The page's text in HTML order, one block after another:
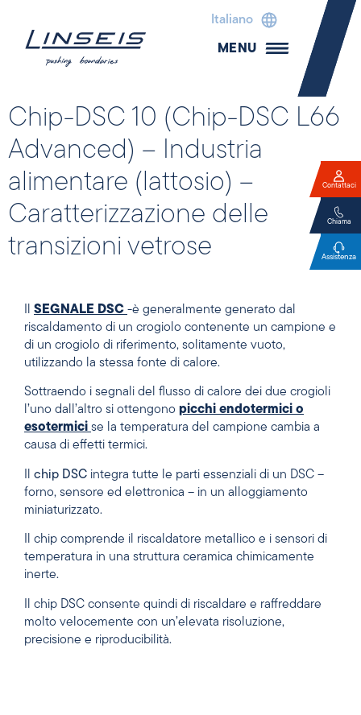
Italiano
MENU
Chip-DSC 10 (Chip-DSC L66
Advanced) – Industria
alimentare (lattosio) –
Caratterizzazione delle
transizioni vetrose
SEGNALE DSC -è generalmente generato dal
riscaldamento di un crogiolo contenente un campione e
di un crogiolo di riferimento, solitamente vuoto,
utilizzando la stessa fonte di calore.
Sottraendo i segnali del flusso di calore dei due crogioli
l’uno dall’altro si ottengono picchi endotermici o
esotermici se la temperatura del campione cambia a
causa di effetti termici.
chip DSC integra tutte le parti essenziali di un DSC –
forno, sensore ed elettronica – in un alloggiamento
miniaturizzato.
Il chip comprende il riscaldatore metallico e i sensori di
temperatura in una struttura ceramica chimicamente
inerte.
Il chip DSC consente quindi di riscaldare e raffreddare
molto velocemente con un’elevata risoluzione,
precisione e riproducibilità.
Contattaci
Chiama
Assistenza